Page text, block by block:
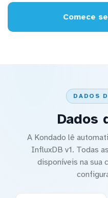
Comece
DADOS
Dados
A Kondado lê
InfluxDB v1. Todas
disponíveis na sua